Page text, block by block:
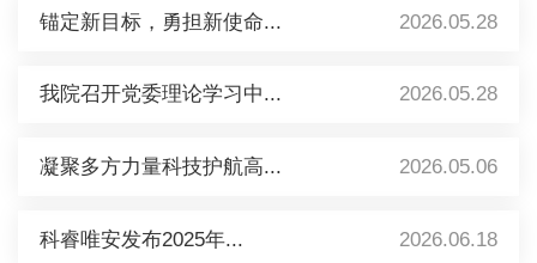
锚定新目标，勇担新使命... 2026.05.28
我院召开党委理论学习中... 2026.05.28
凝聚多方力量科技护航高... 2026.05.06
科睿唯安发布2025年... 2026.06.18